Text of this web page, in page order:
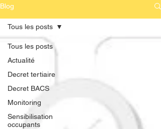
Blog
Tous les posts
Actualité
Decret tertiaire
Decret BACS
Monitoring
Sensibilisation
occupants
Tous les posts